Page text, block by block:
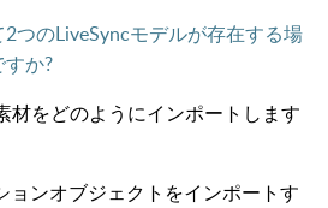
つのLiveSyncモデルが存在する場
か?
材をどのようにインポートします
ョンオブジェクトをインポートす